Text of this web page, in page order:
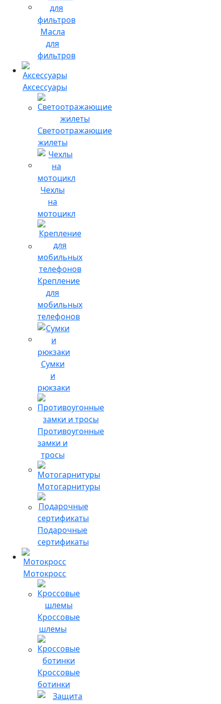
Масла
для
фильтров
Аксессуары
Светоотражающие
жилеты
Чехлы
на
мотоцикл
Крепление
для
мобильных
телефонов
Сумки
и
рюкзаки
Противоугонные
замки и
тросы
Мотогарнитуры
Подарочные
сертификаты
Мотокросс
Кроссовые
шлемы
Кроссовые
ботинки